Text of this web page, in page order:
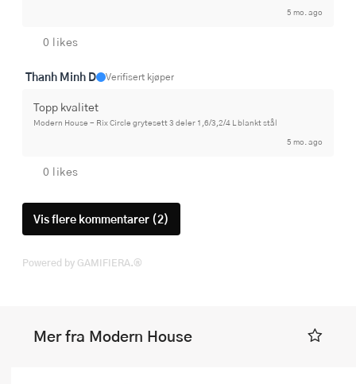
5 mo. ago
0 likes
Thanh Minh D Verifisert kjøper
Topp kvalitet
Modern House - Rix Circle grytesett 3 deler 1,6/3,2/4 L blankt stål
5 mo. ago
0 likes
Vis flere kommentarer (2)
Powered by GAMIFIERA.®
Mer fra Modern House